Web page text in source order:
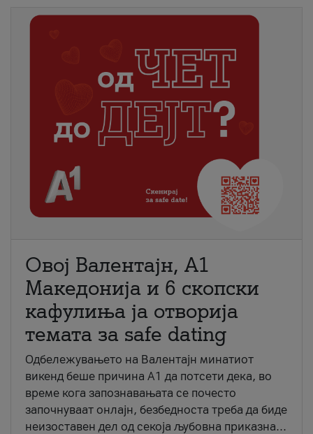
Овој Валентајн, A1
Македонија и 6 скопски
кафулиња ја отворија
темата за safe dating
Одбележувањето на Валентајн минатиот
викенд беше причина А1 да потсети дека, во
време кога запознавањата се почесто
започнуваат онлајн, безбедноста треба да биде
неизоставен дел од секоја љубовна приказна...